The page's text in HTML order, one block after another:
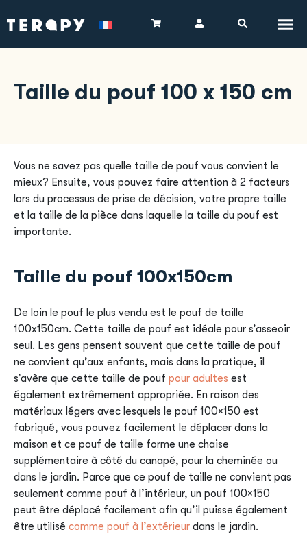
Taille du pouf 100 x 150 cm
Vous ne savez pas quelle taille de pouf vous convient le
mieux? Ensuite, vous pouvez faire attention à 2 facteurs
lors du processus de prise de décision, votre propre taille
et la taille de la pièce dans laquelle la taille du pouf est
importante.
Taille du pouf 100x150cm
De loin le pouf le plus vendu est le pouf de taille
100x150cm. Cette taille de pouf est idéale pour s’asseoir
seul. Les gens pensent souvent que cette taille de pouf
ne convient qu’aux enfants, mais dans la pratique, il
s’avère que cette taille de pouf pour adultes est
également extrêmement appropriée. En raison des
matériaux légers avec lesquels le pouf 100×150 est
fabriqué, vous pouvez facilement le déplacer dans la
maison et ce pouf de taille forme une chaise
supplémentaire à côté du canapé, pour la cheminée ou
dans le jardin. Parce que ce pouf de taille ne convient pas
seulement comme pouf à l’intérieur, un pouf 100×150
peut être déplacé facilement afin qu’il puisse également
être utilisé comme pouf à l’extérieur dans le jardin.